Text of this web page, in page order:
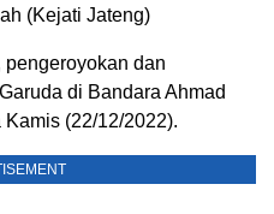
(Kejati Jateng)
dan
di Bandara Ahmad
(22/12/2022).